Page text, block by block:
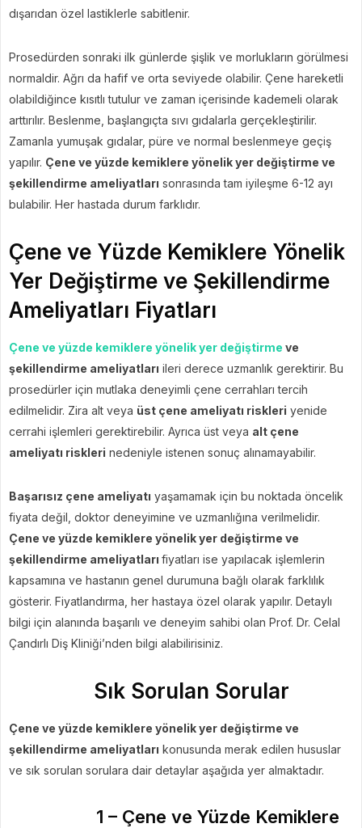
dışarıdan özel lastiklerle sabitlenir.
Prosedürden sonraki ilk günlerde şişlik ve morlukların görülmesi
normaldir. Ağrı da hafif ve orta seviyede olabilir. Çene hareketli
olabildiğince kısıtlı tutulur ve zaman içerisinde kademeli olarak
arttırılır. Beslenme, başlangıçta sıvı gıdalarla gerçekleştirilir.
Zamanla yumuşak gıdalar, püre ve normal beslenmeye geçiş
yapılır. Çene ve yüzde kemiklere yönelik yer değiştirme ve
şekillendirme ameliyatları sonrasında tam iyileşme 6-12 ayı
bulabilir. Her hastada durum farklıdır.
Çene ve Yüzde Kemiklere Yönelik
Yer Değiştirme ve Şekillendirme
Ameliyatları Fiyatları
Çene ve yüzde kemiklere yönelik yer değiştirme ve
şekillendirme ameliyatları ileri derece uzmanlık gerektirir. Bu
prosedürler için mutlaka deneyimli çene cerrahları tercih
edilmelidir. Zira alt veya üst çene ameliyatı riskleri yenide
cerrahi işlemleri gerektirebilir. Ayrıca üst veya alt çene
ameliyatı riskleri nedeniyle istenen sonuç alınamayabilir.
Başarısız çene ameliyatı yaşamamak için bu noktada öncelik
fiyata değil, doktor deneyimine ve uzmanlığına verilmelidir.
Çene ve yüzde kemiklere yönelik yer değiştirme ve
şekillendirme ameliyatları fiyatları ise yapılacak işlemlerin
kapsamına ve hastanın genel durumuna bağlı olarak farklılık
gösterir. Fiyatlandırma, her hastaya özel olarak yapılır. Detaylı
bilgi için alanında başarılı ve deneyim sahibi olan Prof. Dr. Celal
Çandırlı Diş Kliniği’nden bilgi alabilirisiniz.
Sık Sorulan Sorular
Çene ve yüzde kemiklere yönelik yer değiştirme ve
şekillendirme ameliyatları konusunda merak edilen hususlar
ve sık sorulan sorulara dair detaylar aşağıda yer almaktadır.
1 – Çene ve Yüzde Kemiklere